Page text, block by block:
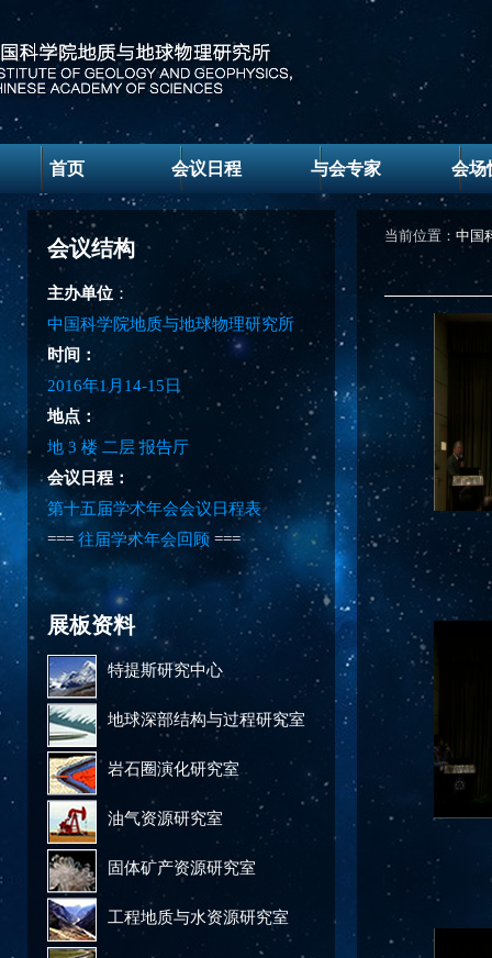
首页 会议日程 与会专家 会场
会议结构
主办单位 ：
中国科学院地质与地球物理研究所
时间：
2016年1月14-15日
地点：
地 3 楼 二层 报告厅
会议日程：
第十五届学术年会会议日程表
=== 往届学术年会回顾 ===
展板资料
特提斯研究中心
地球深部结构与过程研究室
岩石圈演化研究室
油气资源研究室
固体矿产资源研究室
工程地质与水资源研究室
当前位置： 中国